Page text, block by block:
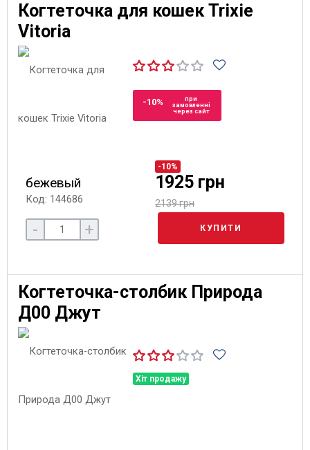
Когтеточка для кошек Trixie
Vitoria
-10%
при
замовленні
через сайт
бежевый
Код: 144686
-10%
1925 грн
2139 грн
- + КУПИТИ
Когтеточка-столбик Природа
Д00 Джут
Хіт продажу